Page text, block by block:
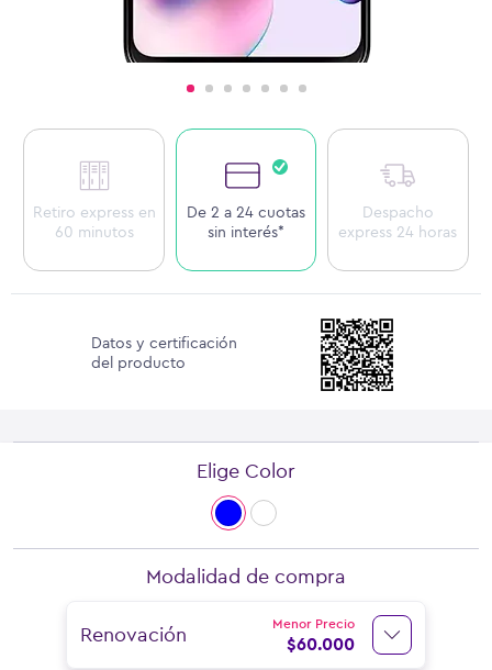
Retiro express en
60 minutos
De 2 a 24 cuotas
sin interés*
Despacho
express 24 horas
Datos y certificación
del producto
Elige Color
Modalidad de compra
Renovación Menor Precio
$60.000